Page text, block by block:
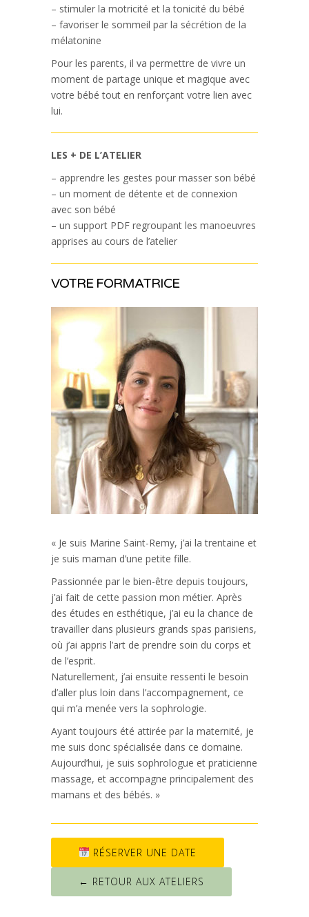
– stimuler la motricité et la tonicité du bébé
– favoriser le sommeil par la sécrétion de la
mélatonine
Pour les parents, il va permettre de vivre un
moment de partage unique et magique avec
votre bébé tout en renforçant votre lien avec
lui.
LES + DE L’ATELIER
– apprendre les gestes pour masser son bébé
– un moment de détente et de connexion
avec son bébé
– un support PDF regroupant les manoeuvres
apprises au cours de l’atelier
VOTRE FORMATRICE
« Je suis Marine Saint-Remy, j’ai la trentaine et
je suis maman d’une petite fille.
Passionnée par le bien-être depuis toujours,
j’ai fait de cette passion mon métier. Après
des études en esthétique, j’ai eu la chance de
travailler dans plusieurs grands spas parisiens,
où j’ai appris l’art de prendre soin du corps et
de l’esprit.
Naturellement, j’ai ensuite ressenti le besoin
d’aller plus loin dans l’accompagnement, ce
qui m’a menée vers la sophrologie.
Ayant toujours été attirée par la maternité, je
me suis donc spécialisée dans ce domaine.
Aujourd’hui, je suis sophrologue et praticienne
massage, et accompagne principalement des
mamans et des bébés. »
RÉSERVER UNE DATE
← RETOUR AUX ATELIERS